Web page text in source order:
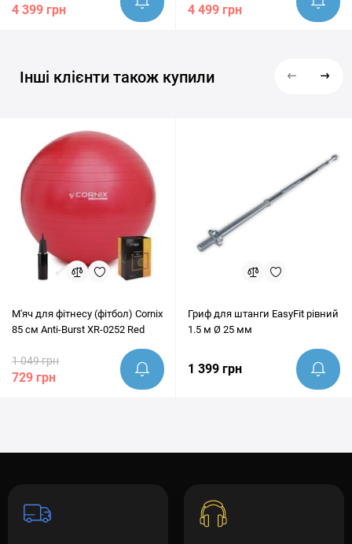
4 399 грн 4 499 грн
Інші клієнти також купили
М'яч для фітнесу (фітбол) Cornix
85 см Anti-Burst XR-0252 Red
1 049 грн
729 грн
Гриф для штанги EasyFit рівний
1.5 м Ø 25 мм
1 399 грн